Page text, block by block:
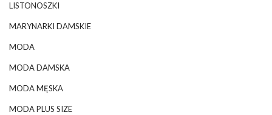
LISTONOSZKI
MARYNARKI DAMSKIE
MODA
MODA DAMSKA
MODA MĘSKA
MODA PLUS SIZE